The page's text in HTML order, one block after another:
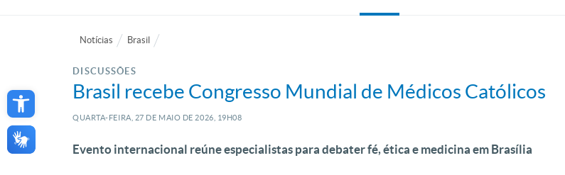
Open toolbar
Notícias Brasil
DISCUSSÕES
Brasil recebe Congresso Mundial de Médicos Católicos
QUARTA-FEIRA, 27 DE MAIO DE 2026, 19H08
Evento internacional reúne especialistas para debater fé, ética e medicina em Brasília